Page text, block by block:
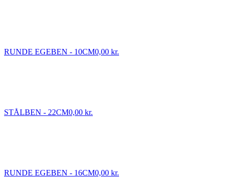
RUNDE EGEBEN - 10CM0,00 kr.
STÅLBEN - 22CM0,00 kr.
RUNDE EGEBEN - 16CM0,00 kr.